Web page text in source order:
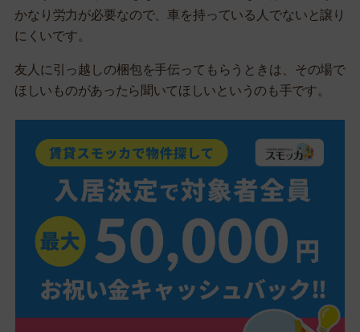
かなり労力が必要なので、車を持っている人でないと譲り
にくいです。
友人に引っ越しの梱包を手伝ってもらうときは、その場で
ほしいものがあったら聞いてほしいというのも手です。